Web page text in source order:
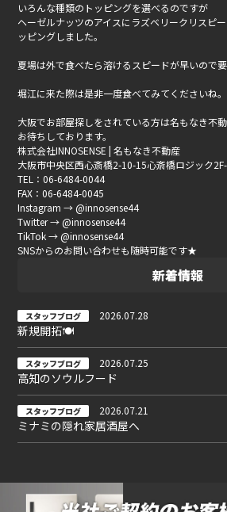
いろんな種類のトッピングを選べるのですが
ヘーゼルナッツのアイスにラズベリークリスピ
ッピングしました。
夏場は外で食べたら溶けるスピードが早いので要
堀江に来た際は是非一度食べてみてくださいね。
大阪でお部屋探しをされている方は名もなき不
お待ちしております。
株式会社INNOSENSE | 名もなき不動産
大阪市中央区西心斎橋2-10-15心斎橋ロジック
TEL：06-6484-0044
FAX：06-6484-0045
Instagram → @innosense44
Twitter → @innosense44
TikTok → @innosense44
SNSからのお問い合わせも随時可能です★
新着情報
スタッフブログ 2026.07.28
新規開拓🍽
スタッフブログ 2026.07.25
高知のソウルフード
スタッフブログ 2026.07.21
ミナミの隠れ家居酒屋へ